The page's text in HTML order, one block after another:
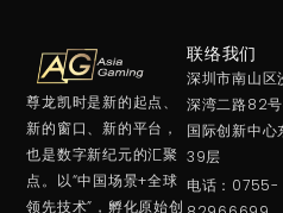
尊龙凯时是新的起点、
新的窗口、新的平台，
也是数字新纪元的汇聚
点。以“中国场景+全球
领先技术”，孵化原始创
联络我们
深圳市南山区
深湾二路82
国际创新中心
39层
电话：0755-